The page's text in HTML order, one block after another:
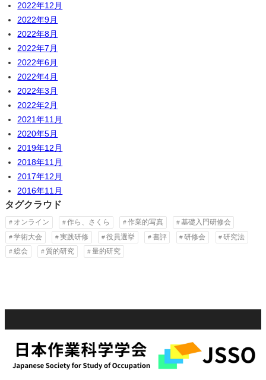
2022年12月
2022年9月
2022年8月
2022年7月
2022年6月
2022年4月
2022年3月
2022年2月
2021年11月
2020年5月
2019年12月
2018年11月
2017年12月
2016年11月
タグクラウド
オンライン 作ら、さくら 作業的写真
基礎入門研修会
学術大会
実践研修 役員選挙 書評 研修会
研究法
総会
質的研究 量的研究